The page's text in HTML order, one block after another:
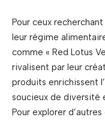
Pour ceux
leur régime
comme « Red Lotus
rivalisent par leur
produits enrichissent
soucieux de diversité
Pour explorer